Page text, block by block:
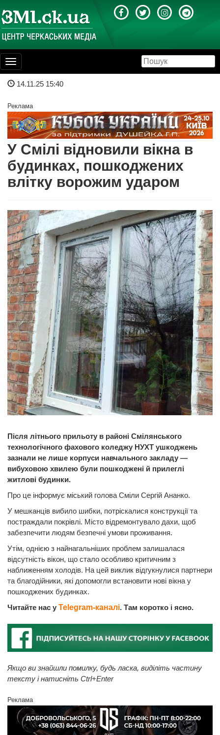
Toggle
navigation
14.11.25 15:40
Реклама
У Смілі відновили вікна в
будинках, пошкоджених
влітку ворожим ударом
Після літнього прильоту в районі Смілянського
технологічного фахового коледжу НУХТ ушкоджень
зазнали не лише корпуси навчального закладу —
вибуховою хвилею були пошкоджені й прилеглі
житлові будинки.
Про це інформує міський голова Сміли Сергій Ананко.
У мешканців вибило шибки, потріскалися конструкції та
постраждали покрівлі. Місто відремонтувало дахи, щоб
забезпечити людям безпечні умови проживання.
Утім, однією з найнагальніших проблем залишалася
відсутність вікон, що стало особливо критичним з
наближенням холодів. На цей виклик відгукнулися партнери
та благодійники, які допомогли встановити нові вікна у
пошкоджених будинках.
Читайте нас у Telegram-каналі. Там коротко і ясно.
Якщо ви знайшли помилку, будь ласка, виділіть частину
тексту і натисніть Ctrl+Enter
Реклама